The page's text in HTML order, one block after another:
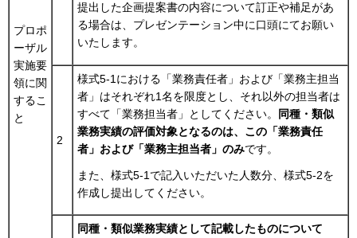
プロポ
ーザル
実施要
領に関
するこ
と
提出した企画提案書の内容について訂正や補足があ
る場合は、プレゼンテーション中に口頭にてお願い
いたします。
2
様式5-1における「業務責任者」および「業務主担当
者」はそれぞれ1名を限度とし、それ以外の担当者は
すべて「業務担当者」としてください。
同種・類似
業務実績の評価対象となるのは、この「業務責任
者」および「業務主担当者」のみです。
また、様式5-1で記入いただいた人数分、様式5-2を
作成し提出してください。
同種・類似業務実績として記載したものについて